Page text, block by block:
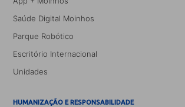
Saúde Digital Moinhos
Parque Robótico
Escritório Internacional
Unidades
HUMANIZAÇÃO E RESPONSABILIDADE